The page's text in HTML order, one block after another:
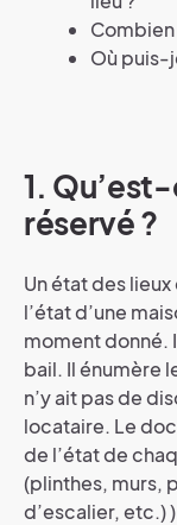
Où puis-
1.
réservé ?
Un état des
l’état d’une
moment donné.
bail. Il énumère
n’y ait pas de
locataire. Le
de l’état de
(plinthes, murs,
d’escalier, etc.)